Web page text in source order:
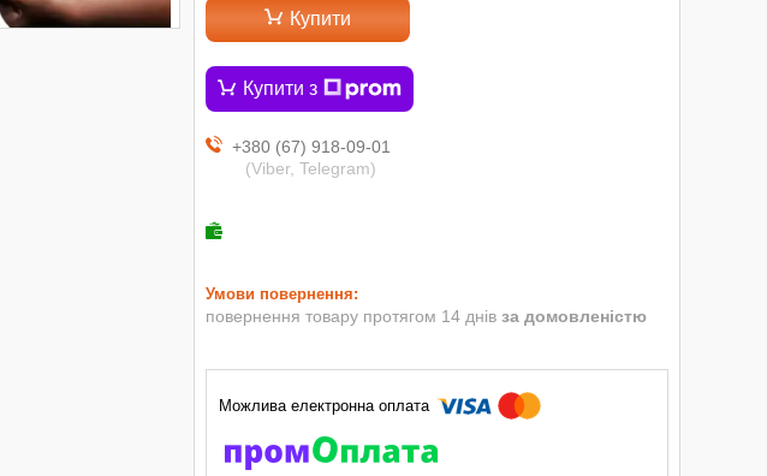
Купити
Купити з
+380 (67) 918-09-01
(Viber, Telegram)
повернення товару протягом 14 днів за домовленістю